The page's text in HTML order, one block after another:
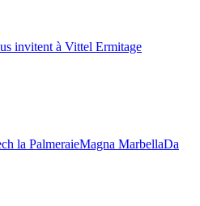
invitent à Vittel Ermitage
la PalmeraieMagna MarbellaDa